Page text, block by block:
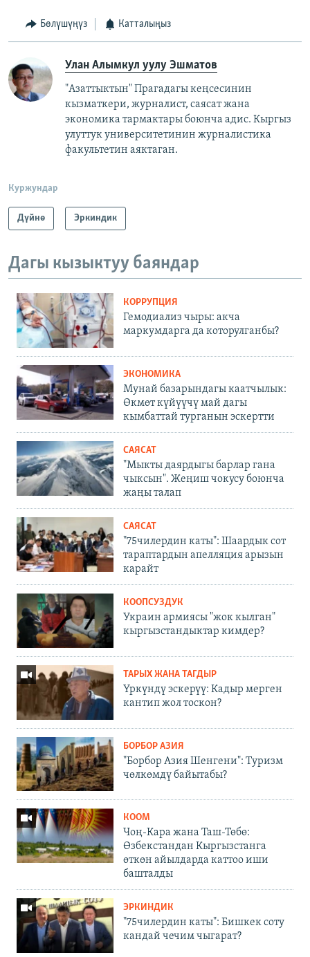
Бөлүшүңүз Катталыңыз
Улан Алымкул уулу Эшматов
"Азаттыктын" Прагадагы кеңсесинин
кызматкери, журналист, саясат жана
экономика тармактары боюнча адис. Кыргыз
улуттук университетинин журналистика
факультетин аяктаган.
Куржундар
Дүйнө Эркиндик
Дагы кызыктуу баяндар
КОРРУПЦИЯ
Гемодиализ чыры: акча
маркумдарга да которулганбы?
ЭКОНОМИКА
Мунай базарындагы каатчылык:
Өкмөт күйүүчү май дагы
кымбаттай турганын эскертти
САЯСАТ
"Мыкты даярдыгы барлар гана
чыксын". Жеңиш чокусу боюнча
жаңы талап
САЯСАТ
"75чилердин каты": Шаардык сот
тараптардын апелляция арызын
карайт
КООПСУЗДУК
Украин армиясы "жок кылган"
кыргызстандыктар кимдер?
ТАРЫХ ЖАНА ТАГДЫР
Үркүндү эскерүү: Кадыр мерген
кантип жол тоскон?
БОРБОР АЗИЯ
"Борбор Азия Шенгени": Туризм
чөлкөмдү байытабы?
КООМ
Чоң-Кара жана Таш-Төбө:
Өзбекстандан Кыргызстанга
өткөн айылдарда каттоо иши
башталды
ЭРКИНДИК
"75чилердин каты": Бишкек соту
кандай чечим чыгарат?